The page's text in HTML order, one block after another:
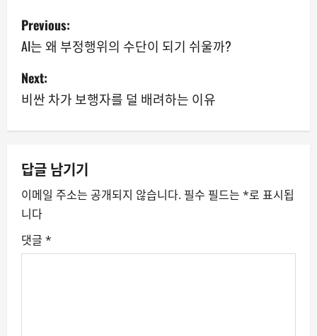
P
o
s
t
n
a
v
i
g
Previous:
AI는 왜 부정행위의 수단이 되기 쉬울까?
Next:
비싼 차가 보행자를 덜 배려하는 이유
답글 남기기
이메일 주소는 공개되지 않습니다. 필수 필드는 *로 표시됩
니다
댓글 *